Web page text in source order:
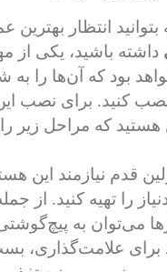
انتظار بهترین
داشته باشید، یکی از
بود که آن‌ها را
نصب کنید. برای نصب
هستید که مراحل زیر
قدم نیازمند این
را تهیه کنید. از
می‌توان به
برای علامت‌گذاری،